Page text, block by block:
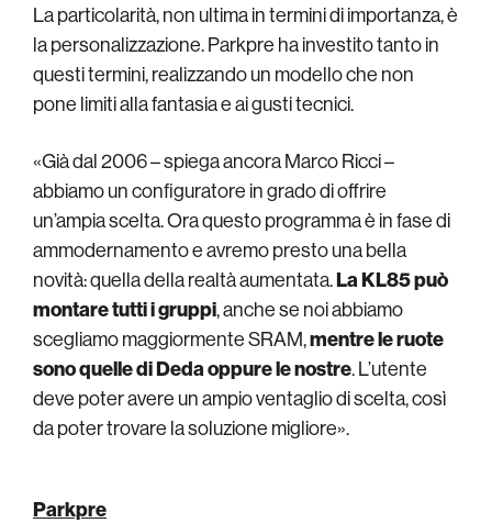
La particolarità, non ultima in termini di importanza, è
la personalizzazione. Parkpre ha investito tanto in
questi termini, realizzando un modello che non
pone limiti alla fantasia e ai gusti tecnici.
«Già dal 2006 – spiega ancora Marco Ricci –
abbiamo un configuratore in grado di offrire
un’ampia scelta. Ora questo programma è in fase di
ammodernamento e avremo presto una bella
novità: quella della realtà aumentata.La KL85 può
montare tutti i gruppi, anche se noi abbiamo
scegliamo maggiormente SRAM,mentre le ruote
sono quelle di Deda oppure le nostre. L’utente
deve poter avere un ampio ventaglio di scelta, così
da poter trovare la soluzione migliore».
Parkpre